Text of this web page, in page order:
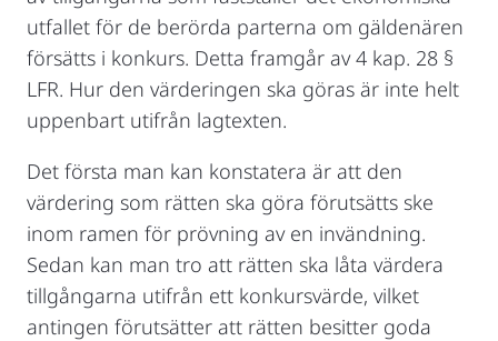
utfallet för de berörda parterna om gäldenären
försätts i konkurs. Detta framgår av 4 kap. 28 §
LFR. Hur den värderingen ska göras är inte helt
uppenbart utifrån lagtexten.
Det första man kan konstatera är att den
värdering som rätten ska göra förutsätts ske
inom ramen för prövning av en invändning.
Sedan kan man tro att rätten ska låta värdera
tillgångarna utifrån ett konkursvärde, vilket
antingen förutsätter att rätten besitter goda